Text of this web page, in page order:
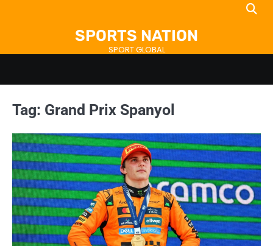
SPORTS NATION
SPORT GLOBAL
Tag: Grand Prix Spanyol